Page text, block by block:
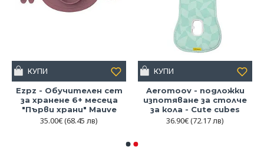
дете по най-добрия начин
Ezpz - Обучителен сет
за хранене 6+ месеца
"Първи храни" Mauve
35.00€(68.45 лв)
КУПИ
Aeromoov - подложки
изпотяване за столче
за кола - Cute cubes
36.90€(72.17 лв)
КУПИ